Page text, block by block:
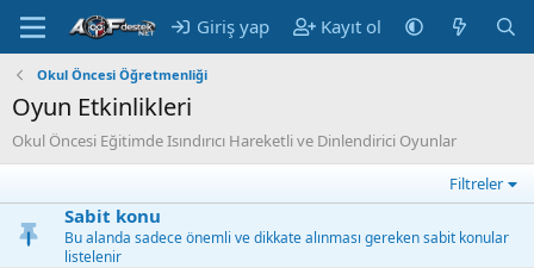
Giriş yap Kayıt ol
Okul Öncesi Öğretmenliği
Oyun Etkinlikleri
Okul Öncesi Eğitimde Isındırıcı Hareketli ve Dinlendirici Oyunlar
Filtreler
Sabit konu
Bu alanda sadece önemli ve dikkate alınması gereken sabit konular
listelenir